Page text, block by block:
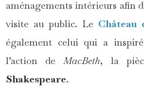
aménagements intérieurs afin
visite au public. Le Château
également celui qui a
l’action deMacBeth, la
Shakespeare.